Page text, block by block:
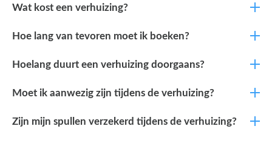
Wat kost een verhuizing?
Hoe lang van tevoren moet ik boeken?
Hoelang duurt een verhuizing doorgaans?
Moet ik aanwezig zijn tijdens de verhuizing?
Zijn mijn spullen verzekerd tijdens de verhuizing?